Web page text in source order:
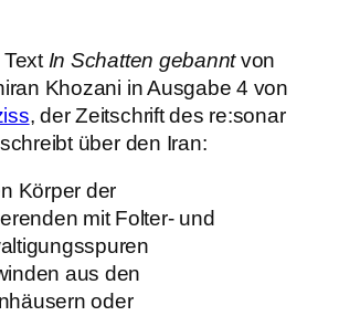
In Schatten gebanntvon
Khozani in Ausgabe 4 von
, der Zeitschrift des re:sonar
über den Iran:
Körper der
mit Folter- und
aus den
oder